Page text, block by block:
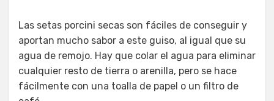
Las setas porcini secas son fáciles de conseguir y
aportan mucho sabor a este guiso, al igual que su
agua de remojo. Hay que colar el agua para eliminar
cualquier resto de tierra o arenilla, pero se hace
fácilmente con una toalla de papel o un filtro de